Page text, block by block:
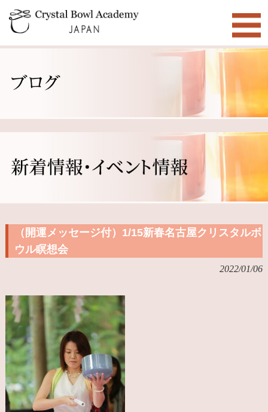
（開運メッセージ付）1/15新春名古屋クリスタルボ
ウル瞑想会
2022/01/06